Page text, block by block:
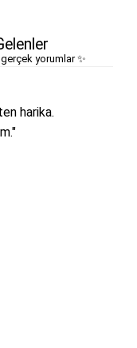
yorumlar ✨
harika.